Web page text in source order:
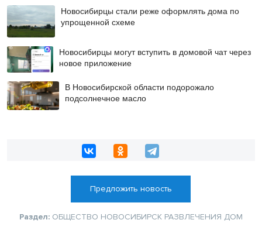
Новосибирцы стали реже оформлять дома по
упрощенной схеме
Новосибирцы могут вступить в домовой чат через
новое приложение
В Новосибирской области подорожало
подсолнечное масло
Предложить новость
Раздел: ОБЩЕСТВО НОВОСИБИРСК РАЗВЛЕЧЕНИЯ ДОМ